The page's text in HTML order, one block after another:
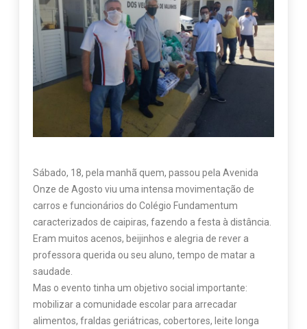
Sábado, 18, pela manhã quem, passou pela Avenida
Onze de Agosto viu uma intensa movimentação de
carros e funcionários do Colégio Fundamentum
caracterizados de caipiras, fazendo a festa à distância.
Eram muitos acenos, beijinhos e alegria de rever a
professora querida ou seu aluno, tempo de matar a
saudade.
Mas o evento tinha um objetivo social importante:
mobilizar a comunidade escolar para arrecadar
alimentos, fraldas geriátricas, cobertores, leite longa